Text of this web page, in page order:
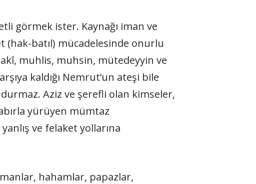
görmek ister. Kaynağı iman ve
(hak-batıl) mücadelesinde onurlu
muhlis, muhsin, mütedeyyin ve
kaldığı Nemrut’un ateşi bile
Aziz ve şerefli olan kimseler,
yürüyen mümtaz
ve felaket yollarına
hahamlar, papazlar,